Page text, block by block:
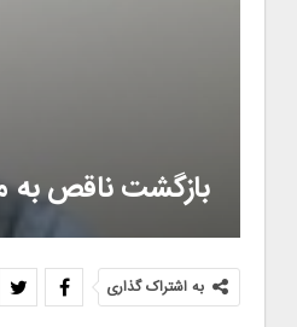
بازگشت ناقص
به اشتراک گذاری